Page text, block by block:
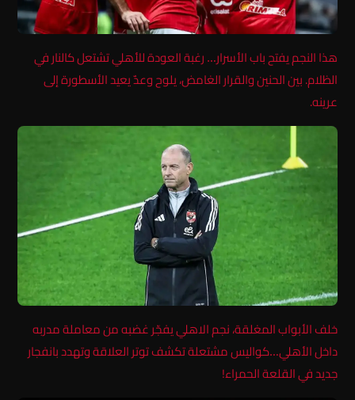
هذا النجم يفتح باب الأسرار… رغبة العودة للأهلي تشتعل كالنار في
الظلام. بين الحنين والقرار الغامض، يلوح وعدٌ يعيد الأسطورة إلى
عرينه.
خلف الأبواب المغلقة، نجم الاهلي يفجّر غضبه من معاملة مدربه
داخل الأهلي…كواليس مشتعلة تكشف توتر العلاقة وتهدد بانفجار
جديد في القلعة الحمراء!